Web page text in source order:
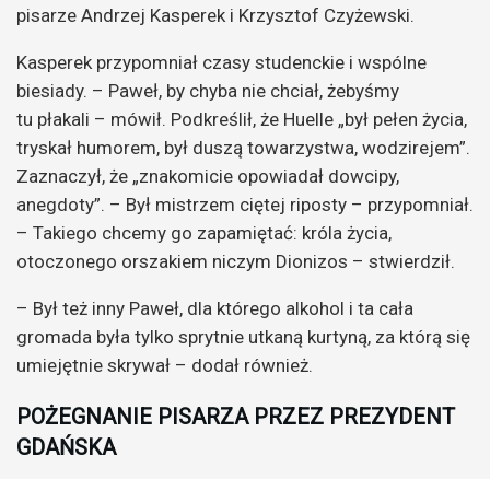
pisarze Andrzej Kasperek i Krzysztof Czyżewski.
Kasperek przypomniał czasy studenckie i wspólne
biesiady. – Paweł, by chyba nie chciał, żebyśmy
tu płakali – mówił. Podkreślił, że Huelle „był pełen życia,
tryskał humorem, był duszą towarzystwa, wodzirejem”.
Zaznaczył, że „znakomicie opowiadał dowcipy,
anegdoty”. – Był mistrzem ciętej riposty – przypomniał.
– Takiego chcemy go zapamiętać: króla życia,
otoczonego orszakiem niczym Dionizos – stwierdził.
– Był też inny Paweł, dla którego alkohol i ta cała
gromada była tylko sprytnie utkaną kurtyną, za którą się
umiejętnie skrywał – dodał również.
POŻEGNANIE PISARZA PRZEZ PREZYDENT
GDAŃSKA